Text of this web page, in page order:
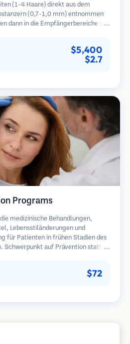
(1-4 Haare) direkt aus dem
(0,7-1,0 mm) entnommen
dann in die Empfängerbereiche in
$5,400
$2.7
Programs
medizinische Behandlungen,
Lebensstiländerungen und
für Patienten in frühen Stadien des
Schwerpunkt auf Prävention statt
$72